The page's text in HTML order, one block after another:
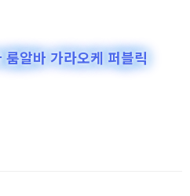
알바 가라오케 퍼블릭